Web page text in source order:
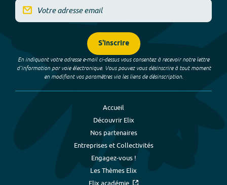
S'inscrire
En indiquant votre adresse e-mail ci-dessus vous consentez à recevoir notre lettre
d’information par voie électronique. Vous pouvez vous désinscrire à tout moment
en modifiant vos paramètres via les liens de désinscription.
Accueil
Découvrir Elix
Nos partenaires
Entreprises et Collectivités
Engagez-vous !
Les Thèmes Elix
Elix académie